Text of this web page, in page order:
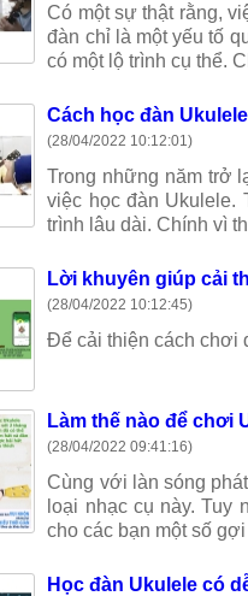
Có một sự thật rằng,
đàn chỉ là một yếu tố
có một lộ trình cụ thể.
Cách học đàn
(28/04/2022 10:12:01)
Trong những năm trở
việc học đàn Ukulele.
trình lâu dài. Chính vì
Lời khuyên giúp cải
(28/04/2022 10:12:45)
Để cải thiện cách chơi
Làm thế nào để chơi
(28/04/2022 09:41:16)
Cùng với làn sóng
loại nhạc cụ này. Tuy
cho các bạn một số
Học đàn Ukulele có